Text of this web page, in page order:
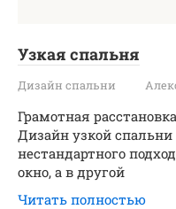
Узкая спальня
Дизайн спальни
Грамотная
Дизайн узкой спальни
нестандартного
окно, а в другой
Читать полностью